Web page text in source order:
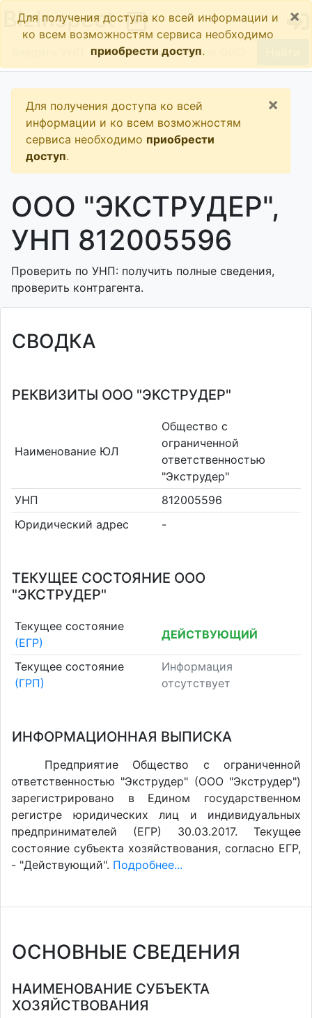
BizInspect
Для получения доступа ко всей информации и
ко всем возможностям сервиса необходимо
приобрести доступ.
×
Для получения доступа ко всей
информации и ко всем возможностям
сервиса необходимо приобрести
доступ.
×
ООО "ЭКСТРУДЕР",
УНП 812005596
Проверить по УНП: получить полные сведения,
проверить контрагента.
СВОДКА
РЕКВИЗИТЫ ООО "ЭКСТРУДЕР"
Наименование ЮЛ
Общество с
ограниченной
ответственностью
"Экструдер"
УНП
812005596
Юридический адрес
-
ТЕКУЩЕЕ СОСТОЯНИЕ ООО
"ЭКСТРУДЕР"
Текущее состояние
(ЕГР)
ДЕЙСТВУЮЩИЙ
Текущее состояние
(ГРП)
Информация
отсутствует
ИНФОРМАЦИОННАЯ ВЫПИСКА
Предприятие Общество с ограниченной
ответственностью "Экструдер" (ООО "Экструдер")
зарегистрировано в Едином государственном
регистре юридических лиц и индивидуальных
предпринимателей (ЕГР) 30.03.2017. Текущее
состояние субъекта хозяйствования, согласно ЕГР,
- "Действующий". Подробнее...
ОСНОВНЫЕ СВЕДЕНИЯ
НАИМЕНОВАНИЕ СУБЪЕКТА
ХОЗЯЙСТВОВАНИЯ